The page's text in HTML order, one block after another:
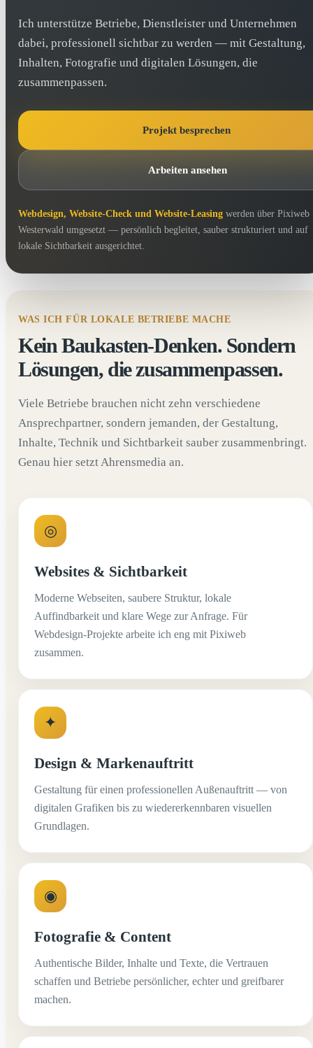
Ich unterstütze Betriebe, Dienstleister und Unternehmen
dabei, professionell sichtbar zu werden — mit Gestaltung,
Inhalten, Fotografie und digitalen Lösungen, die
zusammenpassen.
Projekt besprechen
Arbeiten ansehen
Webdesign, Website-Check und Website-Leasing werden über Pixiweb
Westerwald umgesetzt — persönlich begleitet, sauber strukturiert und auf
lokale Sichtbarkeit ausgerichtet.
WAS ICH FÜR LOKALE BETRIEBE MACHE
Kein Baukasten-Denken. Sondern
Lösungen, die zusammenpassen.
Viele Betriebe brauchen nicht zehn verschiedene
Ansprechpartner, sondern jemanden, der Gestaltung,
Inhalte, Technik und Sichtbarkeit sauber zusammenbringt.
Genau hier setzt Ahrensmedia an.
◎
Websites & Sichtbarkeit
Moderne Webseiten, saubere Struktur, lokale
Auffindbarkeit und klare Wege zur Anfrage. Für
Webdesign-Projekte arbeite ich eng mit Pixiweb
zusammen.
✦
Design & Markenauftritt
Gestaltung für einen professionellen Außenauftritt — von
digitalen Grafiken bis zu wiedererkennbaren visuellen
Grundlagen.
◉
Fotografie & Content
Authentische Bilder, Inhalte und Texte, die Vertrauen
schaffen und Betriebe persönlicher, echter und greifbarer
machen.